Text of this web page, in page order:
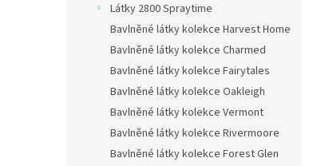
Látky 2800 Spraytime
Bavlněné látky kolekce Harvest Home
Bavlněné látky kolekce Charmed
Bavlněné látky kolekce Fairytales
Bavlněné látky kolekce Oakleigh
Bavlněné látky kolekce Vermont
Bavlněné látky kolekce Rivermoore
Bavlněné látky kolekce Forest Glen